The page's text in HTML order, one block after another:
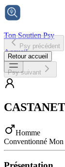
Ton Soutien Psy
Accueil
Psy précédent
Retour accueil
Psy suivant
CASTANET
Homme
Conventionné Mon